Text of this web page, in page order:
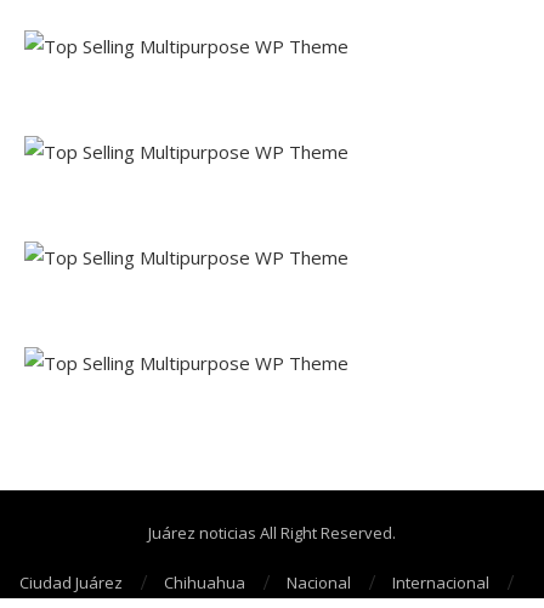
Juárez noticias All Right Reserved.
Ciudad Juárez Chihuahua Nacional
Internacional